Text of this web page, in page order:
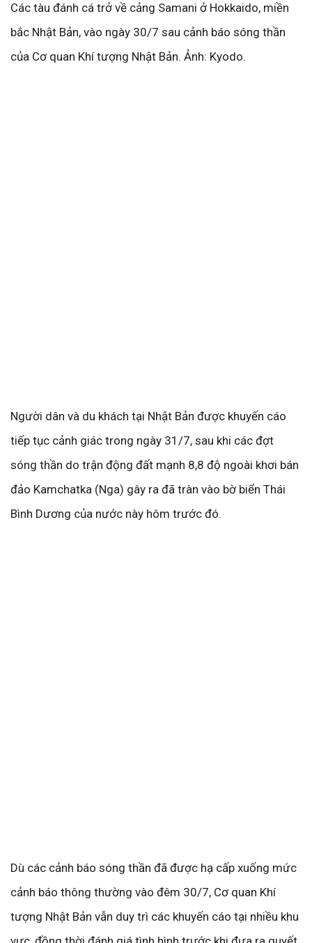
Các tàu đánh cá trở về cảng Samani ở Hokkaido, miền
bắc Nhật Bản, vào ngày 30/7 sau cảnh báo sóng thần
của Cơ quan Khí tượng Nhật Bản. Ảnh: Kyodo.
Người dân và du khách tại Nhật Bản được khuyến cáo
tiếp tục cảnh giác trong ngày 31/7, sau khi các đợt
sóng thần do trận động đất mạnh 8,8 độ ngoài khơi bán
đảo Kamchatka (Nga) gây ra đã tràn vào bờ biển Thái
Bình Dương của nước này hôm trước đó.
Dù các cảnh báo sóng thần đã được hạ cấp xuống mức
cảnh báo thông thường vào đêm 30/7, Cơ quan Khí
tượng Nhật Bản vẫn duy trì các khuyến cáo tại nhiều khu